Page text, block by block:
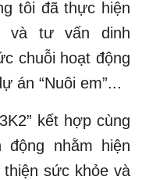
tôi đã thực hiện
và tư vấn dinh
chuỗi hoạt động
án “Nuôi em”...
kết hợp cùng
động nhằm hiện
sức khỏe và